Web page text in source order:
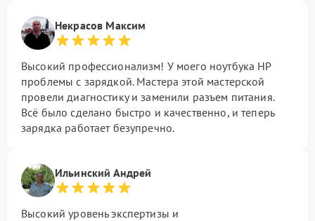
Некрасов Максим
Высокий профессионализм! У моего ноутбука HP
проблемы с зарядкой. Мастера этой мастерской
провели диагностику и заменили разъем питания.
Всё было сделано быстро и качественно, и теперь
зарядка работает безупречно.
Ильинский Андрей
Высокий уровень экспертизы и